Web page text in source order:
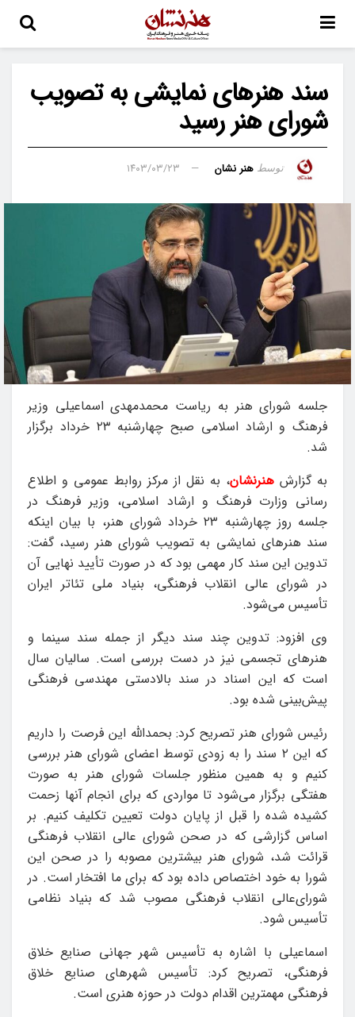
سند هنرهای نمایشی به تصویب
شورای هنر رسید
توسط هنر نشان ۱۴۰۳/۰۳/۲۳
جلسه شورای هنر به ریاست محمدمهدی اسماعیلی وزیر
فرهنگ و ارشاد اسلامی صبح چهارشنبه ۲۳ خرداد برگزار
شد.
به گزارش هنرنشان، به نقل از مرکز روابط عمومی و اطلاع
رسانی وزارت فرهنگ و ارشاد اسلامی، وزیر فرهنگ در
جلسه روز چهارشنبه ۲۳ خرداد شورای هنر، با بیان اینکه
سند هنرهای نمایشی به تصویب شورای هنر رسید، گفت:
تدوین این سند کار مهمی بود که در صورت تأیید نهایی آن
در شورای عالی انقلاب فرهنگی، بنیاد ملی تئاتر ایران
تأسیس می‌شود.
وی افزود: تدوین چند سند دیگر از جمله سند سینما و
هنرهای تجسمی نیز در دست بررسی است. سالیان سال
است که این اسناد در سند بالادستی مهندسی فرهنگی
پیش‌بینی شده بود.
رئیس شورای هنر تصریح کرد: بحمدالله این فرصت را داریم
که این ۲ سند را به زودی توسط اعضای شورای هنر بررسی
کنیم و به همین منظور جلسات شورای هنر به صورت
هفتگی برگزار می‌شود تا مواردی که برای انجام آنها زحمت
کشیده شده را قبل از پایان دولت تعیین تکلیف کنیم. بر
اساس گزارشی که در صحن شورای عالی انقلاب فرهنگی
قرائت شد، شورای هنر بیشترین مصوبه را در صحن این
شورا به خود اختصاص داده بود که برای ما افتخار است. در
شورای‌عالی انقلاب فرهنگی مصوب شد که بنیاد نظامی
تأسیس شود.
اسماعیلی با اشاره به تأسیس شهر جهانی صنایع خلاق
فرهنگی، تصریح کرد: تأسیس شهرهای صنایع خلاق
فرهنگی مهمترین اقدام دولت در حوزه هنری است.